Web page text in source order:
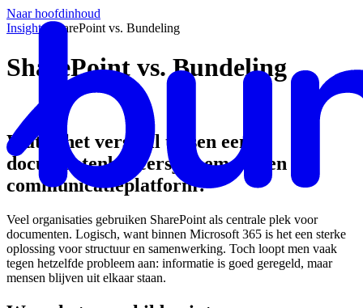
Naar hoofdinhoud
Insights
SharePoint vs. Bundeling
SharePoint vs. Bundeling
Wat is het verschil tussen een
documentenbeheersysteem en een
communicatieplatform?
Veel organisaties gebruiken SharePoint als centrale plek voor
documenten. Logisch, want binnen Microsoft 365 is het een sterke
oplossing voor structuur en samenwerking. Toch loopt men vaak
tegen hetzelfde probleem aan: informatie is goed geregeld, maar
mensen blijven uit elkaar staan.